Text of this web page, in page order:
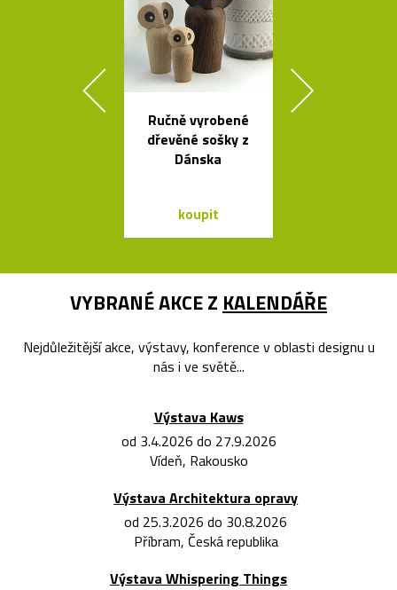
Ručně vyrobené
dřevěné sošky z
Dánska
koupit
VYBRANÉ AKCE Z KALENDÁŘE
Nejdůležitější akce, výstavy, konference v oblasti designu u
nás i ve světě...
Výstava Kaws
od 3.4.2026 do 27.9.2026
Vídeň, Rakousko
Výstava Architektura opravy
od 25.3.2026 do 30.8.2026
Příbram, Česká republika
Výstava Whispering Things